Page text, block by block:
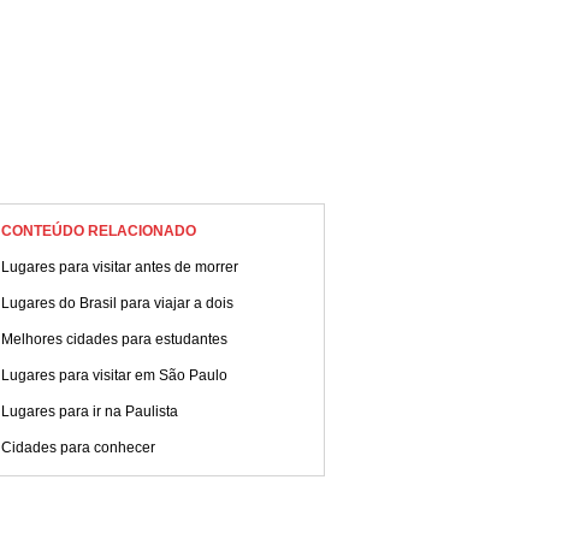
CONTEÚDO RELACIONADO
Lugares para visitar antes de morrer
Lugares do Brasil para viajar a dois
Melhores cidades para estudantes
Lugares para visitar em São Paulo
Lugares para ir na Paulista
Cidades para conhecer